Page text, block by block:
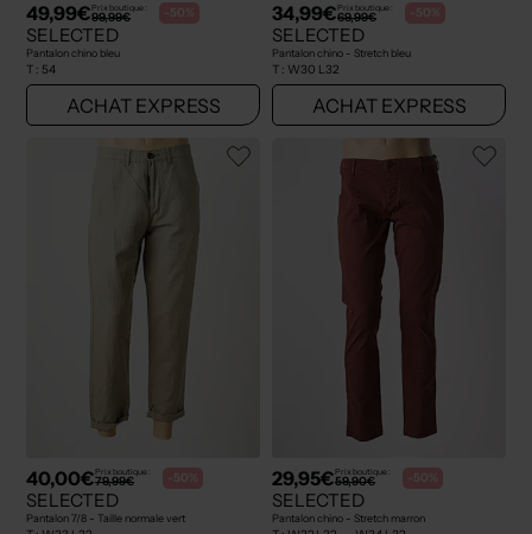
49,99€Prix boutique :
99,99€ -50%
SELECTED
Pantalon chino bleu
T : 54
ACHAT EXPRESS
34,99€Prix boutique :
69,99€ -50%
SELECTED
Pantalon chino - Stretch bleu
T : W30 L32
ACHAT EXPRESS
40,00€Prix boutique :
79,99€ -50%
SELECTED
Pantalon 7/8 - Taille normale vert
29,95€Prix boutique :
59,90€ -50%
SELECTED
Pantalon chino - Stretch marron